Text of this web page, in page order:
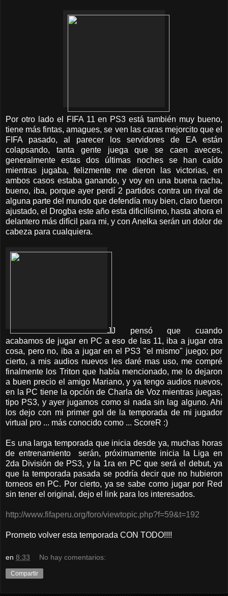
Por otro lado el FIFA 11 en PS3 está también muy bueno,
tiene más fintas, amagues, se ven las caras mejorcito que el
FIFA pasado, al parecer los servidores de EA están
colapsando, tanta gente juega que se caen aveces,
generalmente estas dos últimas noches se han caído
mientras jugaba, felizmente me dieron las victorias, en
ambos casos estaba ganando, y voy en una buena racha,
bueno, iba, porque ayer perdí 2 partidos contra un rival de
alguna parte del mundo que defendía muy bien, claro fueron
ajustado, el Drogba este año esta dificilísimo, hasta ahora el
delantero más difícil para mi, y con Anelka serán un dolor de
cabeza para cualquiera.
JJ pensó que cuando
acabamos de jugar en PC a eso de las 11, iba a jugar otra
cosa, pero no, iba a jugar en el PS3 "el mismo" juego; por
cierto, a mis audios nuevos les daré mas uso, me compré
finalmente los Triton que había mencionado, me lo dejaron
a buen precio el amigo Mariano, y ya tengo audios nuevos,
en la PC tiene la opción de Charla de Voz mientras juegas,
tipo PS3, y ayer jugamos como si nada sin lag alguno. Ahi
los dejo con mi primer gol de la temporada de mi jugador
virtual pro ... más conocido como ... ScoreR :)
Es una larga temporada que inicia desde ya, muchas horas
de entrenamiento serán, próximamente inicia la Liga en
2da División de PS3, y la 1ra en PC que será el debut, ya
que la temporada pasada se podría decir que no hubieron
torneos en PC. Por cierto, ya se sabe como jugar por Red
sin tener el original, dejo el link para los interesados.
http://www.fifaperu.org/foro/viewtopic.php?f=59&t=192
Prometo volver esta temporada CON TODO!!!!
en 8:33 No hay comentarios:
Compartir